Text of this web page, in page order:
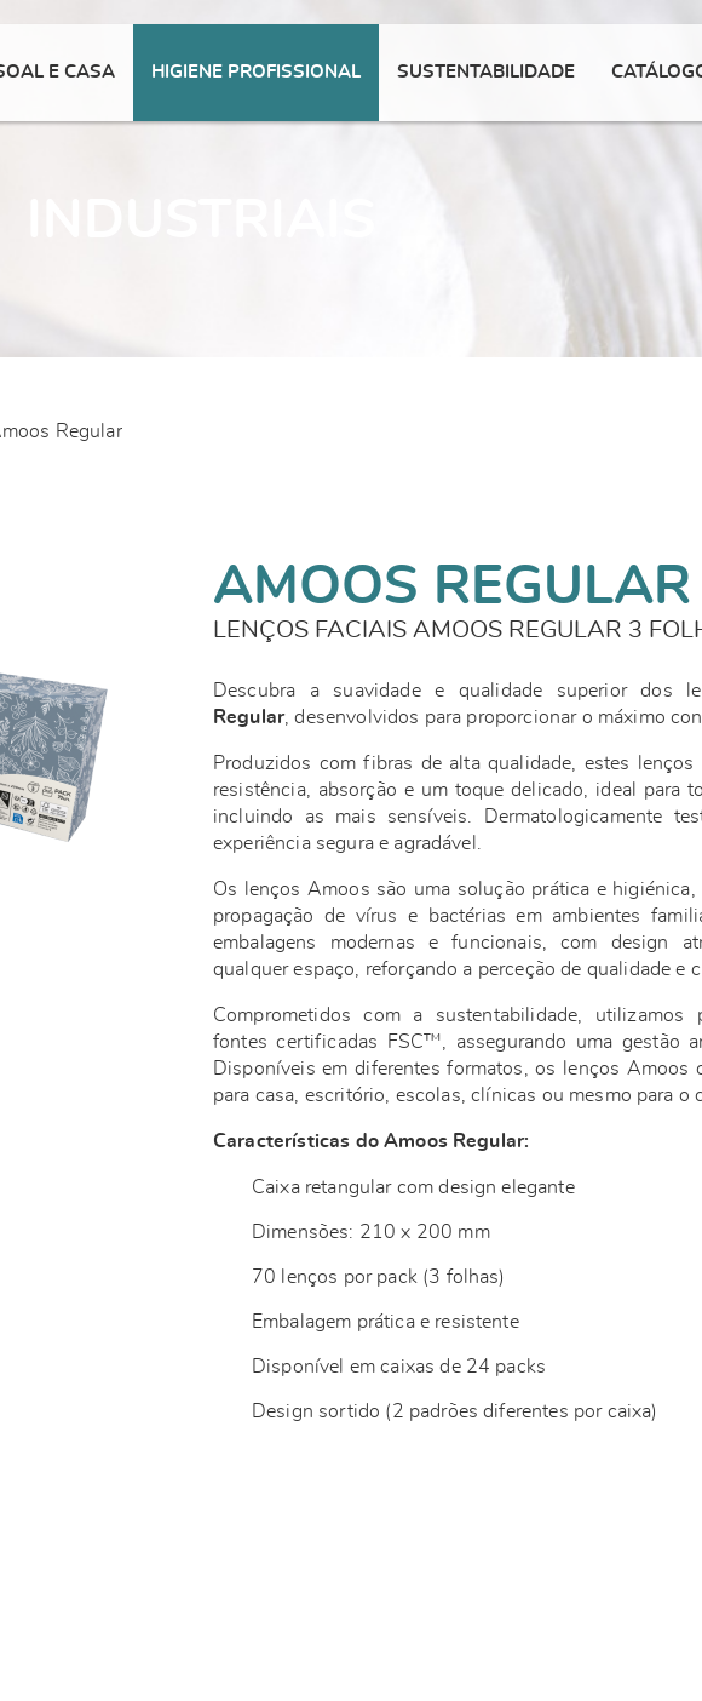
E CASA HIGIENE PROFISSIONAL SUSTENTABILIDADE
Regular
AMOOS REGULAR
LENÇOS FACIAIS AMOOS REGULAR 3
Descubra a suavidade e qualidade superior dos
Regular, desenvolvidos para proporcionar o máximo
Produzidos com fibras de alta qualidade, estes
resistência, absorção e um toque delicado, ideal para
incluindo as mais sensíveis. Dermatologicamente
experiência segura e agradável.
Os lenços Amoos são uma solução prática e higiénica,
propagação de vírus e bactérias em ambientes
embalagens modernas e funcionais, com design
qualquer espaço, reforçando a perceção de qualidade e
Comprometidos com a sustentabilidade, utilizamos
fontes certificadas FSC™, assegurando uma gestão
Disponíveis em diferentes formatos, os lenços Amoos
para casa, escritório, escolas, clínicas ou mesmo para o
Características do Amoos Regular:
Caixa retangular com design elegante
Dimensões: 210 x 200 mm
70 lenços por pack (3 folhas)
Embalagem prática e resistente
Disponível em caixas de 24 packs
Design sortido (2 padrões diferentes por caixa)